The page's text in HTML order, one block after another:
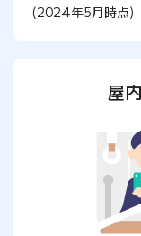
(2024年5月時点)
屋